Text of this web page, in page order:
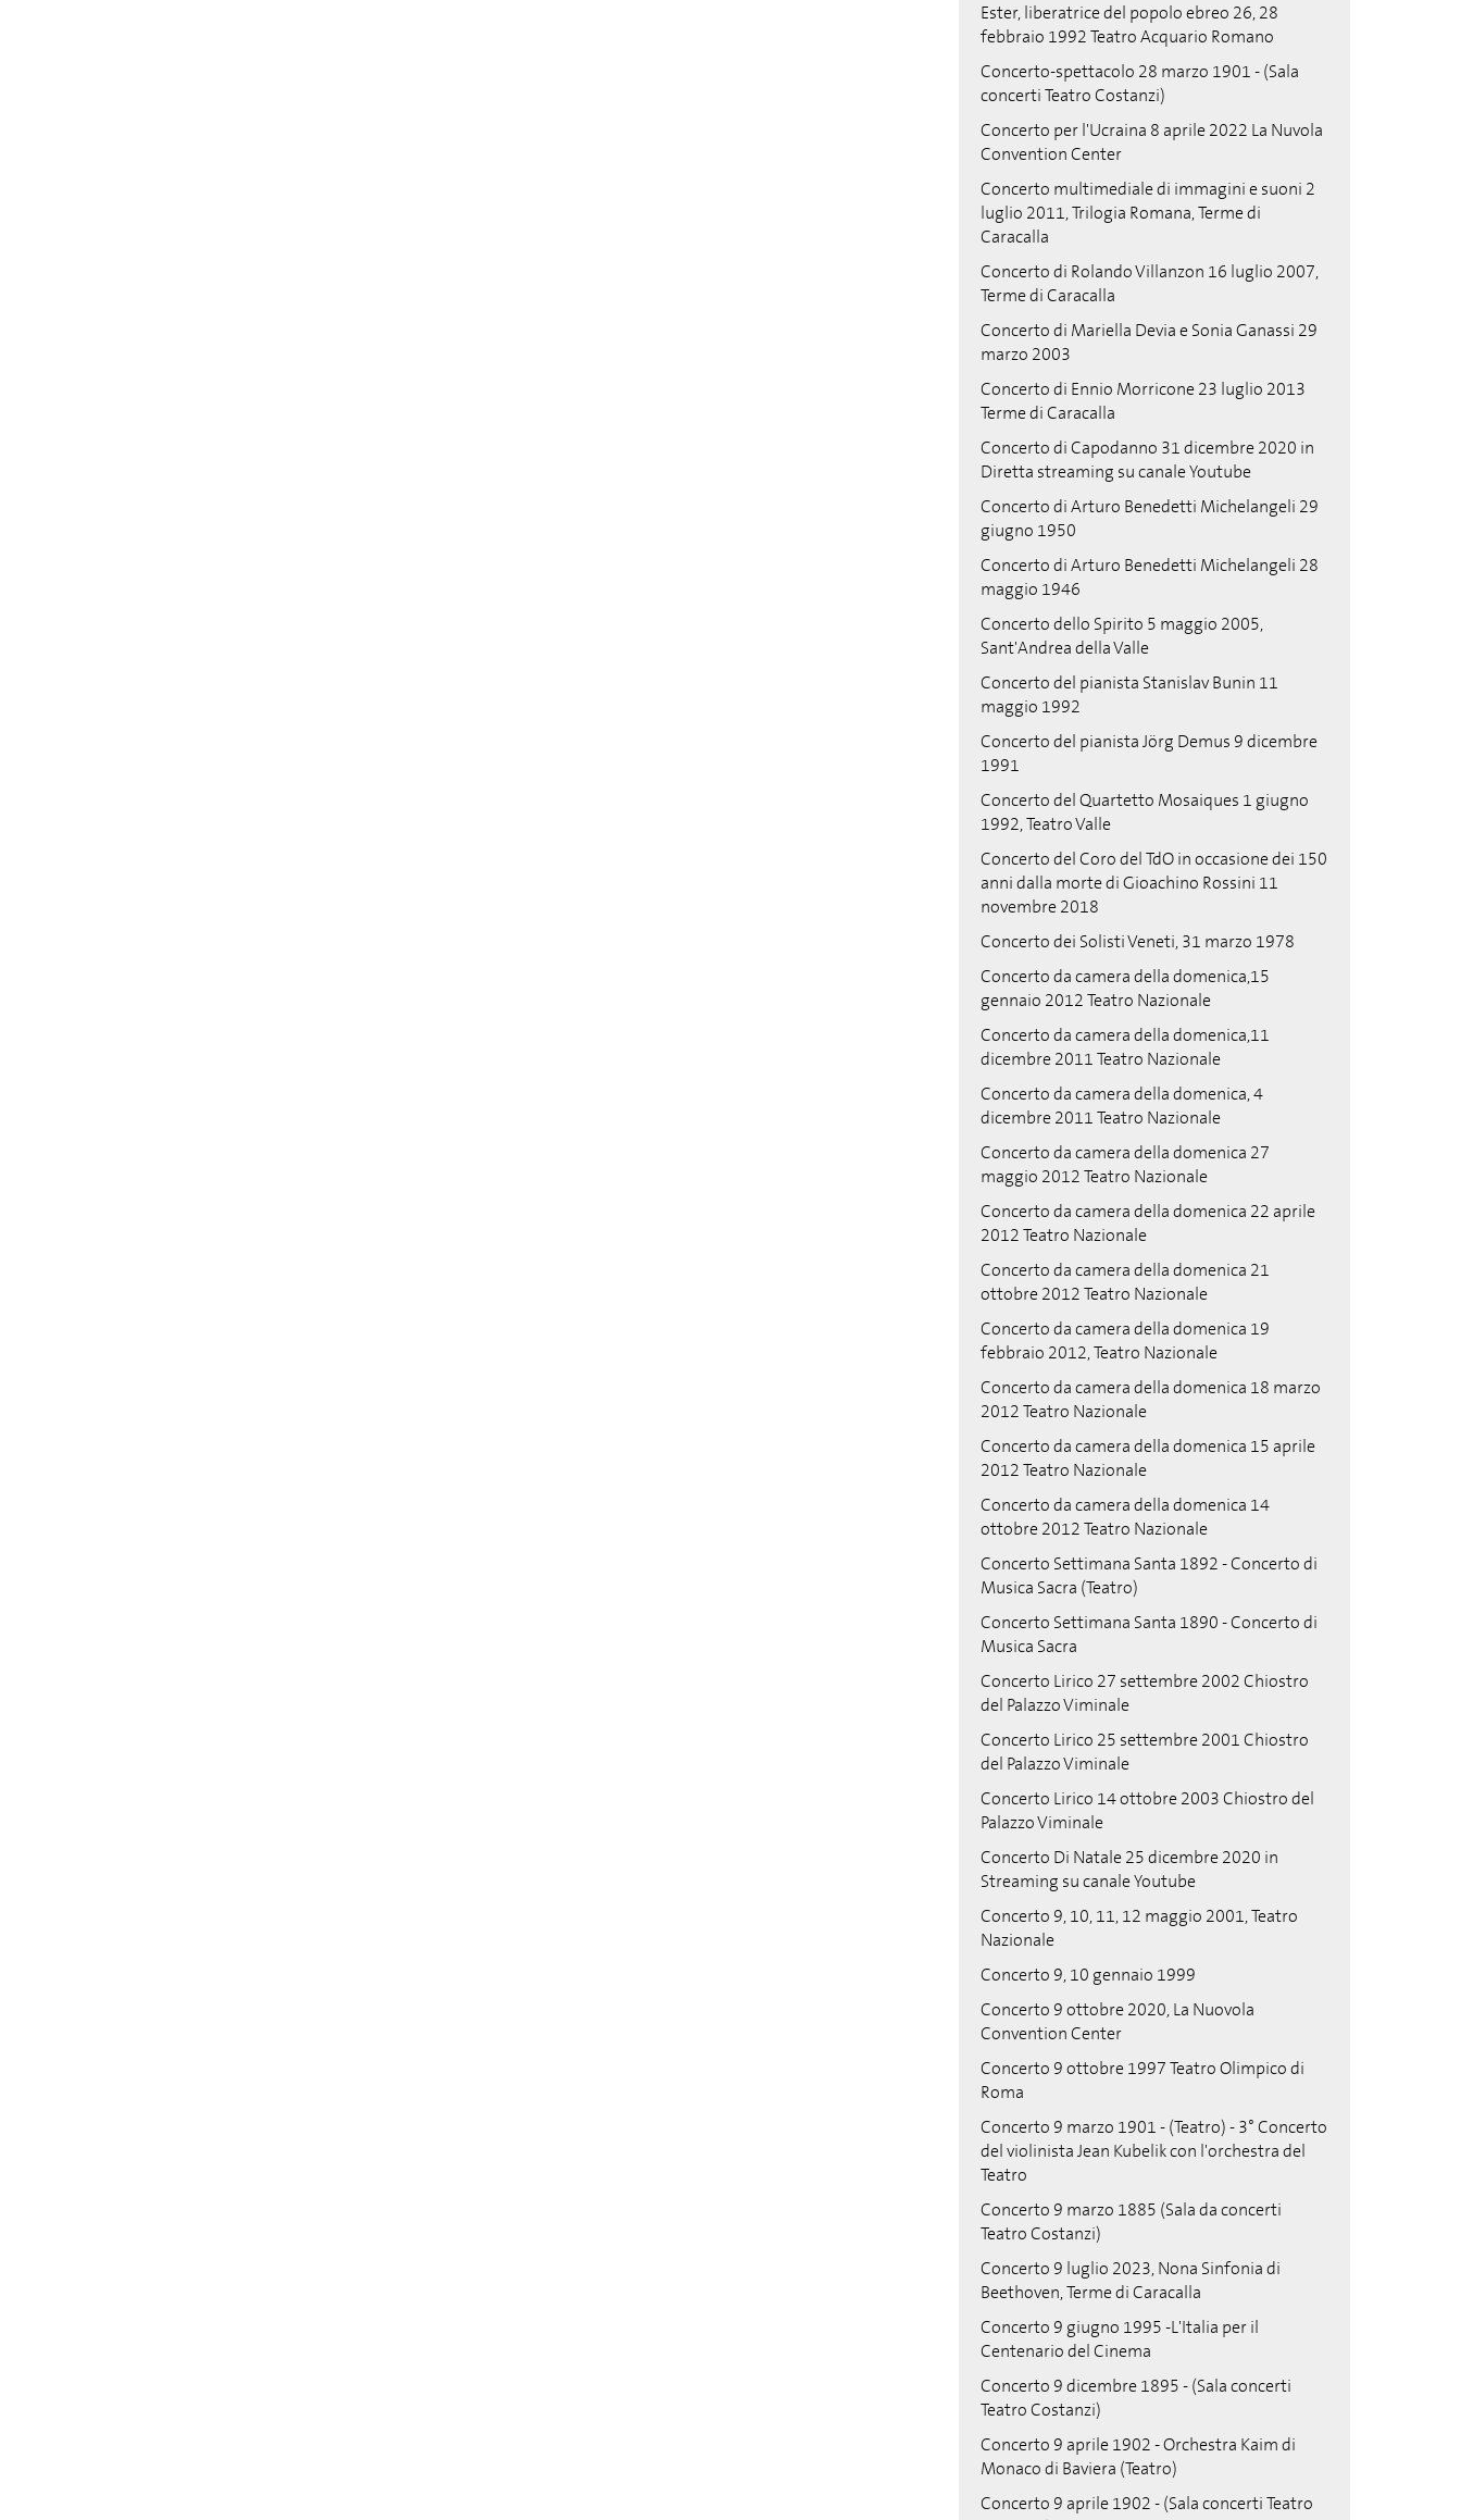
Ester, liberatrice del popolo ebreo 26, 28
febbraio 1992 Teatro Acquario Romano
Concerto-spettacolo 28 marzo 1901 - (Sala
concerti Teatro Costanzi)
Concerto per l'Ucraina 8 aprile 2022 La Nuvola
Convention Center
Concerto multimediale di immagini e suoni 2
luglio 2011, Trilogia Romana, Terme di
Caracalla
Concerto di Rolando Villanzon 16 luglio 2007,
Terme di Caracalla
Concerto di Mariella Devia e Sonia Ganassi 29
marzo 2003
Concerto di Ennio Morricone 23 luglio 2013
Terme di Caracalla
Concerto di Capodanno 31 dicembre 2020 in
Diretta streaming su canale Youtube
Concerto di Arturo Benedetti Michelangeli 29
giugno 1950
Concerto di Arturo Benedetti Michelangeli 28
maggio 1946
Concerto dello Spirito 5 maggio 2005,
Sant'Andrea della Valle
Concerto del pianista Stanislav Bunin 11
maggio 1992
Concerto del pianista Jörg Demus 9 dicembre
1991
Concerto del Quartetto Mosaiques 1 giugno
1992, Teatro Valle
Concerto del Coro del TdO in occasione dei 150
anni dalla morte di Gioachino Rossini 11
novembre 2018
Concerto dei Solisti Veneti, 31 marzo 1978
Concerto da camera della domenica,15
gennaio 2012 Teatro Nazionale
Concerto da camera della domenica,11
dicembre 2011 Teatro Nazionale
Concerto da camera della domenica, 4
dicembre 2011 Teatro Nazionale
Concerto da camera della domenica 27
maggio 2012 Teatro Nazionale
Concerto da camera della domenica 22 aprile
2012 Teatro Nazionale
Concerto da camera della domenica 21
ottobre 2012 Teatro Nazionale
Concerto da camera della domenica 19
febbraio 2012, Teatro Nazionale
Concerto da camera della domenica 18 marzo
2012 Teatro Nazionale
Concerto da camera della domenica 15 aprile
2012 Teatro Nazionale
Concerto da camera della domenica 14
ottobre 2012 Teatro Nazionale
Concerto Settimana Santa 1892 - Concerto di
Musica Sacra (Teatro)
Concerto Settimana Santa 1890 - Concerto di
Musica Sacra
Concerto Lirico 27 settembre 2002 Chiostro
del Palazzo Viminale
Concerto Lirico 25 settembre 2001 Chiostro
del Palazzo Viminale
Concerto Lirico 14 ottobre 2003 Chiostro del
Palazzo Viminale
Concerto Di Natale 25 dicembre 2020 in
Streaming su canale Youtube
Concerto 9, 10, 11, 12 maggio 2001, Teatro
Nazionale
Concerto 9, 10 gennaio 1999
Concerto 9 ottobre 2020, La Nuovola
Convention Center
Concerto 9 ottobre 1997 Teatro Olimpico di
Roma
Concerto 9 marzo 1901 - (Teatro) - 3° Concerto
del violinista Jean Kubelik con l'orchestra del
Teatro
Concerto 9 marzo 1885 (Sala da concerti
Teatro Costanzi)
Concerto 9 luglio 2023, Nona Sinfonia di
Beethoven, Terme di Caracalla
Concerto 9 giugno 1995 -L'Italia per il
Centenario del Cinema
Concerto 9 dicembre 1895 - (Sala concerti
Teatro Costanzi)
Concerto 9 aprile 1902 - Orchestra Kaim di
Monaco di Baviera (Teatro)
Concerto 9 aprile 1902 - (Sala concerti Teatro